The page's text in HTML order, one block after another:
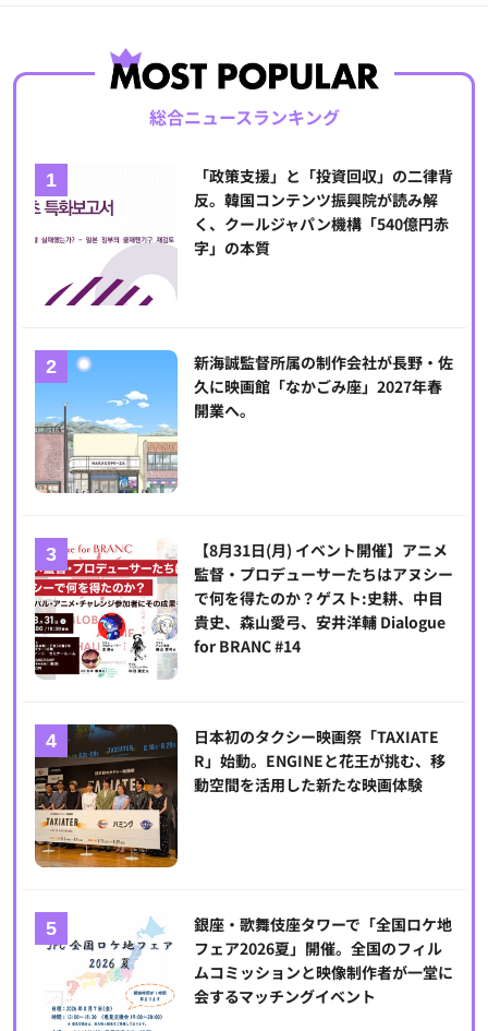
総合ニュースランキング
「政策支援」と「投資回収」の二律背
反。韓国コンテンツ振興院が読み解
く、クールジャパン機構「540億円赤
字」の本質
新海誠監督所属の制作会社が長野・佐
久に映画館「なかごみ座」2027年春
開業へ。
【8月31日(月) イベント開催】アニメ
監督・プロデューサーたちはアヌシー
で何を得たのか？ゲスト:史耕、中目
貴史、森山愛弓、安井洋輔 Dialogue
for BRANC #14
日本初のタクシー映画祭「TAXIATE
R」始動。ENGINEと花王が挑む、移
動空間を活用した新たな映画体験
銀座・歌舞伎座タワーで「全国ロケ地
フェア2026夏」開催。全国のフィル
ムコミッションと映像制作者が一堂に
会するマッチングイベント